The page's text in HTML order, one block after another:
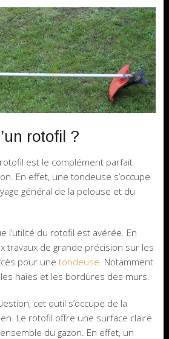
rotofil ?
est le complément parfait
En effet, une tondeuse s’occupe
général de la pelouse et du
l’utilité du rotofil est avérée. En
travaux de grande précision sur les
pour une tondeuse . Notamment
haies et les bordures des murs.
cet outil s’occupe de la
Le rotofil offre une surface claire
du gazon. En effet, un